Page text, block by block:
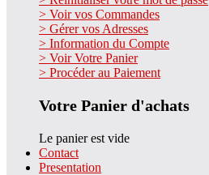
> Voir vos Commandes
> Gérer vos Adresses
> Information du Compte
> Voir Votre Panier
> Procéder au Paiement
Votre Panier d'achats
Le panier est vide
Contact
Presentation